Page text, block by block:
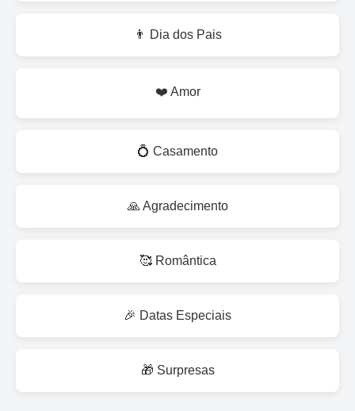
👨 Dia dos Pais
❤️ Amor
💍 Casamento
🙏 Agradecimento
🥰 Romântica
🎉 Datas Especiais
🎁 Surpresas